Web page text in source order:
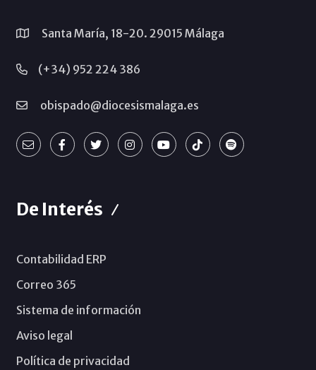
Santa María, 18-20. 29015 Málaga
(+34) 952 224 386
obispado@diocesismalaga.es
De Interés
Contabilidad ERP
Correo 365
Sistema de información
Aviso legal
Política de privacidad